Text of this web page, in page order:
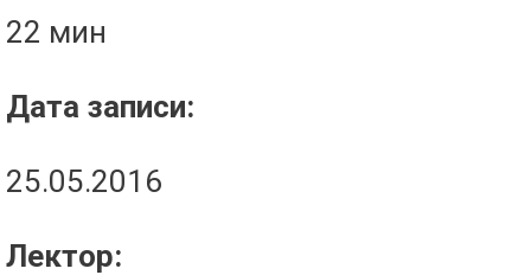
22 мин
Дата записи:
25.05.2016
Лектор: